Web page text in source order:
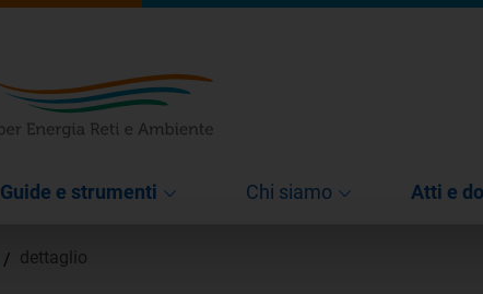
Guide e strumenti Chi siamo Atti e
/ dettaglio